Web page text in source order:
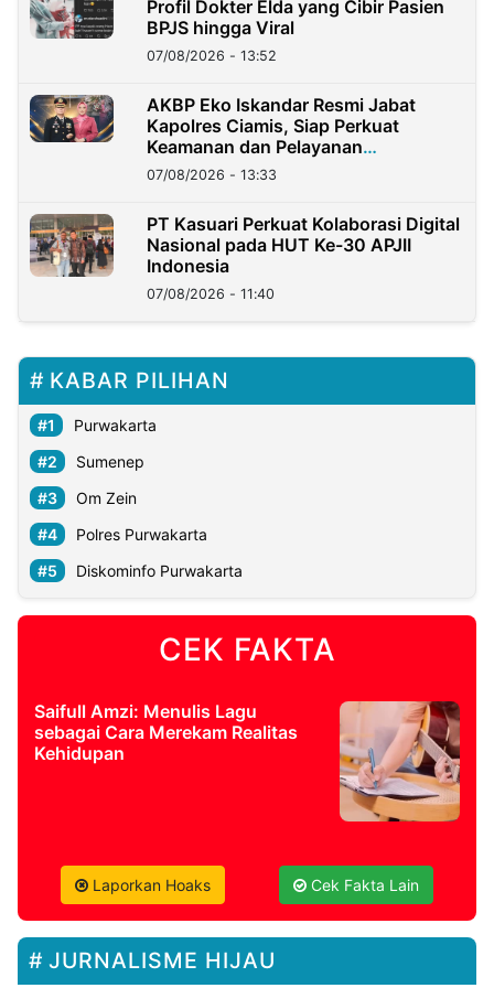
Profil Dokter Elda yang Cibir Pasien
BPJS hingga Viral
07/08/2026 - 13:52
AKBP Eko Iskandar Resmi Jabat
Kapolres Ciamis, Siap Perkuat
Keamanan dan Pelayanan
Masyarakat
07/08/2026 - 13:33
PT Kasuari Perkuat Kolaborasi Digital
Nasional pada HUT Ke-30 APJII
Indonesia
07/08/2026 - 11:40
KABAR PILIHAN
Purwakarta
Sumenep
Om Zein
Polres Purwakarta
Diskominfo Purwakarta
CEK FAKTA
Saifull Amzi: Menulis Lagu
sebagai Cara Merekam Realitas
Kehidupan
Laporkan Hoaks Cek Fakta Lain
JURNALISME HIJAU